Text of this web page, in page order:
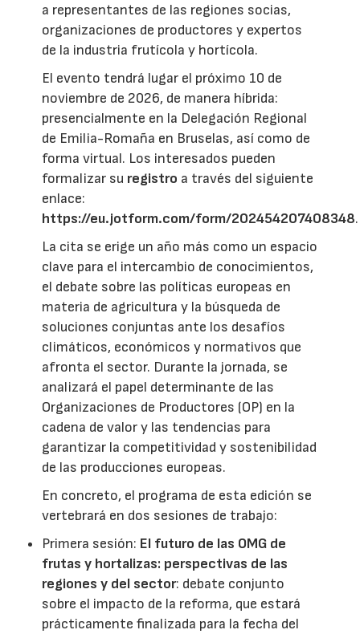
a representantes de las regiones socias,
organizaciones de productores y expertos
de la industria frutícola y hortícola.
El evento tendrá lugar el próximo 10 de
noviembre de 2026, de manera híbrida:
presencialmente en la Delegación Regional
de Emilia-Romaña en Bruselas, así como de
forma virtual. Los interesados pueden
formalizar su registro a través del siguiente
enlace:
https://eu.jotform.com/form/202454207408348.
La cita se erige un año más como un espacio
clave para el intercambio de conocimientos,
el debate sobre las políticas europeas en
materia de agricultura y la búsqueda de
soluciones conjuntas ante los desafíos
climáticos, económicos y normativos que
afronta el sector. Durante la jornada, se
analizará el papel determinante de las
Organizaciones de Productores (OP) en la
cadena de valor y las tendencias para
garantizar la competitividad y sostenibilidad
de las producciones europeas.
En concreto, el programa de esta edición se
vertebrará en dos sesiones de trabajo:
Primera sesión: El futuro de las OMG de
frutas y hortalizas: perspectivas de las
regiones y del sector: debate conjunto
sobre el impacto de la reforma, que estará
prácticamente finalizada para la fecha del